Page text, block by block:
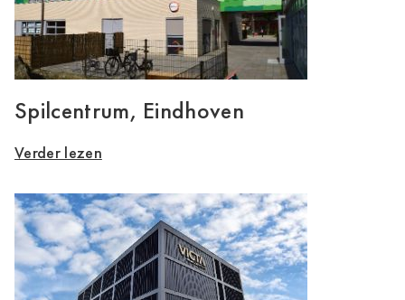
Spilcentrum, Eindhoven
Verder lezen